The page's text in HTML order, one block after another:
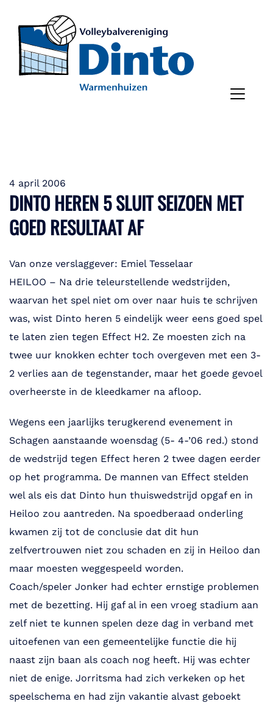
4 april 2006
DINTO HEREN 5 SLUIT SEIZOEN MET
GOED RESULTAAT AF
Van onze verslaggever: Emiel Tesselaar
HEILOO – Na drie teleurstellende wedstrijden,
waarvan het spel niet om over naar huis te schrijven
was, wist Dinto heren 5 eindelijk weer eens goed spel
te laten zien tegen Effect H2. Ze moesten zich na
twee uur knokken echter toch overgeven met een 3-
2 verlies aan de tegenstander, maar het goede gevoel
overheerste in de kleedkamer na afloop.
Wegens een jaarlijks terugkerend evenement in
Schagen aanstaande woensdag (5- 4-’06 red.) stond
de wedstrijd tegen Effect heren 2 twee dagen eerder
op het programma. De mannen van Effect stelden
wel als eis dat Dinto hun thuiswedstrijd opgaf en in
Heiloo zou aantreden. Na spoedberaad onderling
kwamen zij tot de conclusie dat dit hun
zelfvertrouwen niet zou schaden en zij in Heiloo dan
maar moesten weggespeeld worden.
Coach/speler Jonker had echter ernstige problemen
met de bezetting. Hij gaf al in een vroeg stadium aan
zelf niet te kunnen spelen deze dag in verband met
uitoefenen van een gemeentelijke functie die hij
naast zijn baan als coach nog heeft. Hij was echter
niet de enige. Jorritsma had zich verkeken op het
speelschema en had zijn vakantie alvast geboekt